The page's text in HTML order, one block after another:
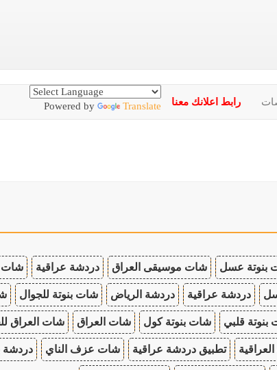
رابط اعلانك معنا Powered by Translate
بنوتة عسل شات موسيقى العراق دردشة عراقية
دردشة عراقية دردشة الرياض شات بنوتة للجوال
بنوتة قلبي شات بنوتة كول شات العراق شات العراق
تطبيق دردشة عراقية شات عزف الناي دردشة